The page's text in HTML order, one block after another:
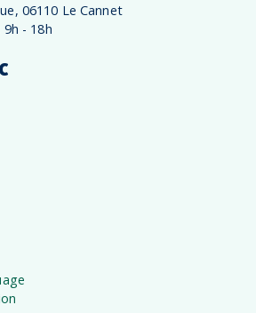
06110 Le Cannet
9h - 18h